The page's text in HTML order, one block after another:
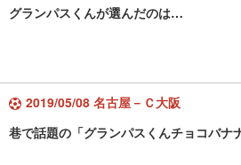
グランパスくんが選んだのは…
2019/05/08 名古屋－Ｃ大阪
巷で話題の「グランパスくんチョコバナ